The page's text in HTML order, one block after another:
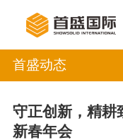
首盛动态
守正创新，精耕
新春年会